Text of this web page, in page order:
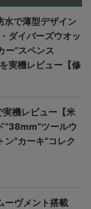
で薄型デザイン
ダイバーズウオッ
ー“スペンス
実機レビュー【修
実機レビュー【米
“38mm”ツールウ
“カーキ”コレク
ーヴメント搭載